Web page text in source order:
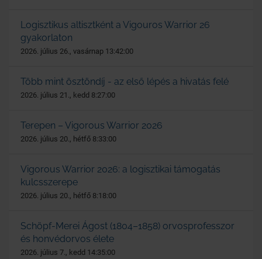
Logisztikus altisztként a Vigouros Warrior 26
gyakorlaton
2026. július 26., vasárnap 13:42:00
Több mint ösztöndíj - az első lépés a hivatás felé
2026. július 21., kedd 8:27:00
Terepen – Vigorous Warrior 2026
2026. július 20., hétfő 8:33:00
Vigorous Warrior 2026: a logisztikai támogatás
kulcsszerepe
2026. július 20., hétfő 8:18:00
Schöpf-Merei Ágost (1804–1858) orvosprofesszor
és honvédorvos élete
2026. július 7., kedd 14:35:00